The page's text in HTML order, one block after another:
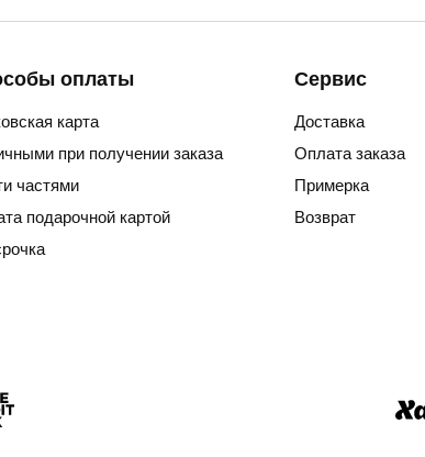
оплаты
карта
при получении заказа
частями
подарочной картой
Сервис
Доставка
Оплата заказа
Примерка
Возврат